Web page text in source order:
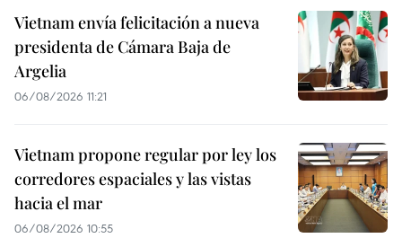
Vietnam envía felicitación a nueva
presidenta de Cámara Baja de
Argelia
06/08/2026 11:21
Vietnam propone regular por ley los
corredores espaciales y las vistas
hacia el mar
06/08/2026 10:55